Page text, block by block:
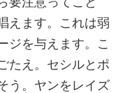
えます。これは弱
ジを与えます。こ
たえ。セシルとポ
う。ヤンをレイズ